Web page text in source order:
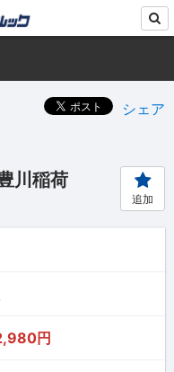
シェア
川稲荷
追加
円